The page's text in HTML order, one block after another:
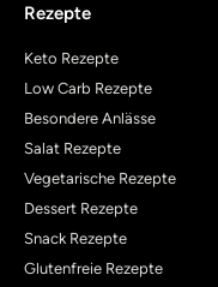
Rezepte
Keto Rezepte
Low Carb Rezepte
Besondere Anlässe
Salat Rezepte
Vegetarische Rezepte
Dessert Rezepte
Snack Rezepte
Glutenfreie Rezepte